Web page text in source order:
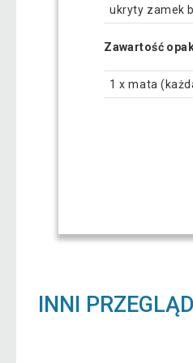
ukryty zamek
Zawartość
1 x mata
INNI